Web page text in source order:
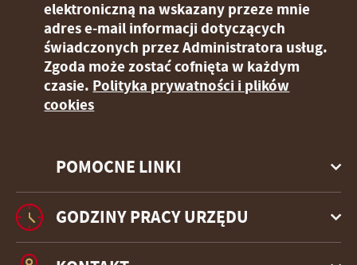
POMOCNE LINKI
elektroniczną na wskazany przeze mnie
adres e-mail informacji dotyczących
świadczonych przez Administratora usług.
Zgoda może zostać cofnięta w każdym
czasie. Polityka prywatności i plików
cookies
GODZINY PRACY URZĘDU